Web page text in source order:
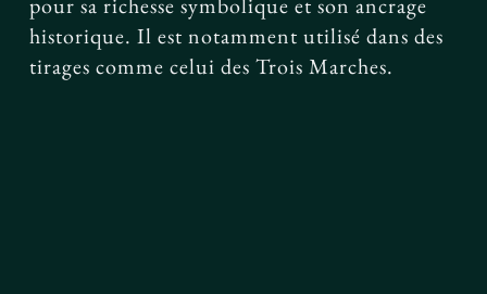
historique. Il est notamment utilisé dans des
tirages comme celui des Trois Marches.